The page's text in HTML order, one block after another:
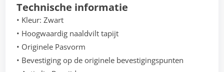
Technische informatie
• Kleur: Zwart
• Hoogwaardig naaldvilt tapijt
• Originele Pasvorm
• Bevestiging op de originele bevestigingspunten